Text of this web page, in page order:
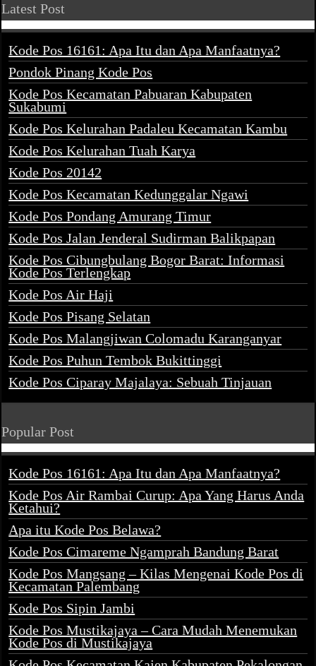
Latest Post
Kode Pos 16161: Apa Itu dan Apa Manfaatnya?
Pondok Pinang Kode Pos
Kode Pos Kecamatan Pabuaran Kabupaten
Sukabumi
Kode Pos Kelurahan Padaleu Kecamatan Kambu
Kode Pos Kelurahan Tuah Karya
Kode Pos 20142
Kode Pos Kecamatan Kedunggalar Ngawi
Kode Pos Pondang Amurang Timur
Kode Pos Jalan Jenderal Sudirman Balikpapan
Kode Pos Cibungbulang Bogor Barat: Informasi
Kode Pos Terlengkap
Kode Pos Air Haji
Kode Pos Pisang Selatan
Kode Pos Malangjiwan Colomadu Karanganyar
Kode Pos Puhun Tembok Bukittinggi
Kode Pos Ciparay Majalaya: Sebuah Tinjauan
Popular Post
Kode Pos 16161: Apa Itu dan Apa Manfaatnya?
Kode Pos Air Rambai Curup: Apa Yang Harus Anda
Ketahui?
Apa itu Kode Pos Belawa?
Kode Pos Cimareme Ngamprah Bandung Barat
Kode Pos Mangsang – Kilas Mengenai Kode Pos di
Kecamatan Palembang
Kode Pos Sipin Jambi
Kode Pos Mustikajaya – Cara Mudah Menemukan
Kode Pos di Mustikajaya